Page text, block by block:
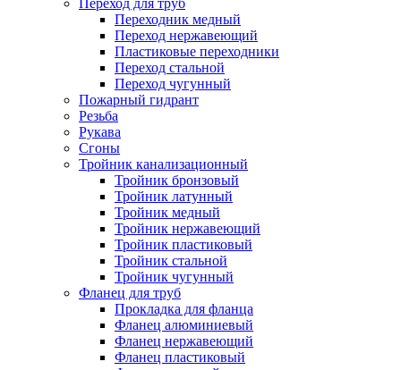
Переход для труб
Переходник медный
Переход нержавеющий
Пластиковые переходники
Переход стальной
Переход чугунный
Пожарный гидрант
Резьба
Рукава
Сгоны
Тройник канализационный
Тройник бронзовый
Тройник латунный
Тройник медный
Тройник нержавеющий
Тройник пластиковый
Тройник стальной
Тройник чугунный
Фланец для труб
Прокладка для фланца
Фланец алюминиевый
Фланец нержавеющий
Фланец пластиковый